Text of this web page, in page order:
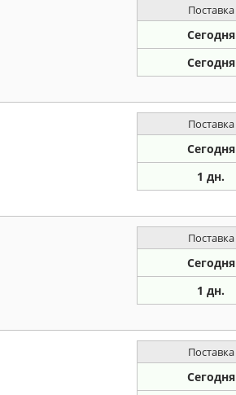
Поставка
Сегодня
Сегодня
Поставка
Сегодня
1 дн.
Поставка
Сегодня
1 дн.
Поставка
Сегодня